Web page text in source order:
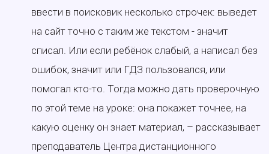
ввести в поисковик несколько строчек: выведет
на сайт точно с таким же текстом - значит
списал. Или если ребёнок слабый, а написал без
ошибок, значит или ГДЗ пользовался, или
помогал кто-то. Тогда можно дать проверочную
по этой теме на уроке: она покажет точнее, на
какую оценку он знает материал, – рассказывает
преподаватель Центра дистанционного